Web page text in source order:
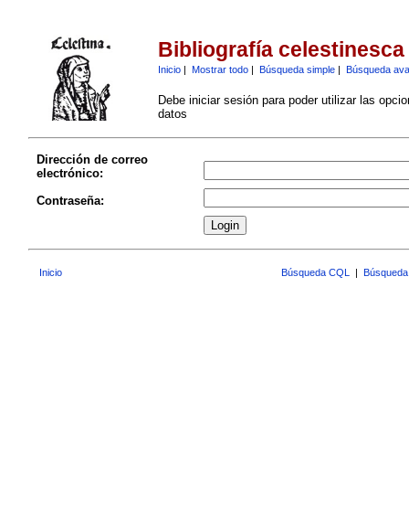
Bibliografía celestinesca
Inicio| Mostrar todo| Búsqueda simple| Búsqueda
Debe iniciar sesión para poder utilizar las
datos
Dirección de correo
electrónico:
Contraseña:
Inicio Búsqueda CQL |